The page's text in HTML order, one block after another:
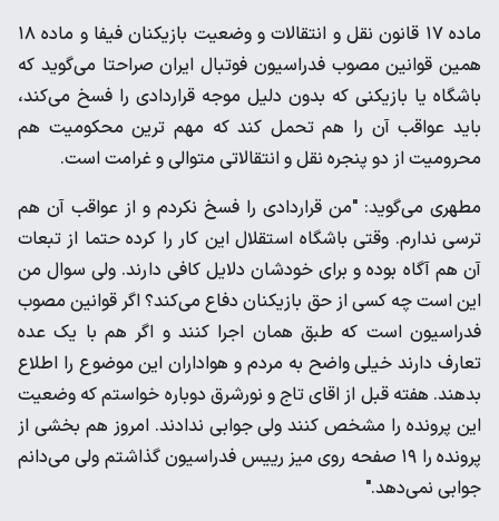
ماده ١٧ قانون نقل و انتقالات و وضعیت بازیکنان فیفا و ماده ١٨
همین قوانین مصوب فدراسیون فوتبال ایران صراحتا می‌گوید که
باشگاه یا بازیکنی که بدون دلیل موجه قراردادی را فسخ می‌کند،
باید عواقب آن‌ را هم تحمل کند که مهم ترین محکومیت هم
محرومیت از دو پنجره نقل و انتقالاتی متوالی و غرامت است.
مطهری می‌گوید: "من قراردادی را فسخ نکردم و از عواقب آن هم
ترسی ندارم. وقتی باشگاه استقلال این کار را کرده حتما از تبعات
آن هم آگاه بوده و برای خودشان دلایل کافی دارند. ولی سوال من
این است چه کسی از حق بازیکنان دفاع می‌کند؟ اگر قوانین مصوب
فدراسیون است که طبق همان اجرا کنند و اگر هم با یک عده
تعارف دارند خیلی واضح به مردم و هواداران این موضوع را اطلاع
بدهند. هفته قبل از اقای تاج و نورشرق دوباره خواستم که وضعیت
این پرونده را مشخص کنند ولی جوابی ندادند. امروز هم بخشی از
پرونده را ١٩ صفحه روی میز رییس فدراسیون گذاشتم ولی می‌دانم
جوابی نمی‌دهد."